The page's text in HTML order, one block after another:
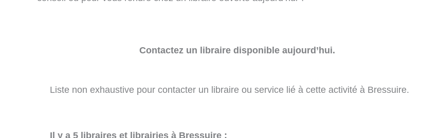
Contactez un libraire disponible aujourd’hui.
Liste non exhaustive pour contacter un libraire ou service lié à cette activité à Bressuire.
Il y a 5 libraires et librairies à Bressuire :